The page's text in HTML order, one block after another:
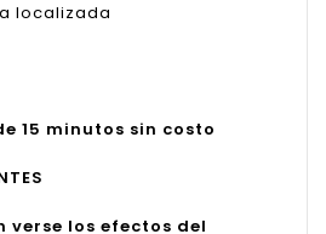
localizada
15 minutos sin costo
verse los efectos del